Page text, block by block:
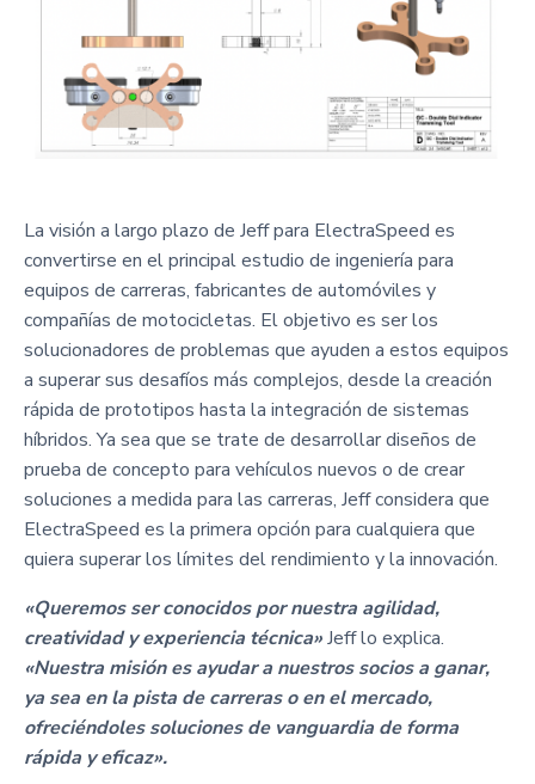
La visión a largo plazo de Jeff para ElectraSpeed es
convertirse en el principal estudio de ingeniería para
equipos de carreras, fabricantes de automóviles y
compañías de motocicletas. El objetivo es ser los
solucionadores de problemas que ayuden a estos equipos
a superar sus desafíos más complejos, desde la creación
rápida de prototipos hasta la integración de sistemas
híbridos. Ya sea que se trate de desarrollar diseños de
prueba de concepto para vehículos nuevos o de crear
soluciones a medida para las carreras, Jeff considera que
ElectraSpeed es la primera opción para cualquiera que
quiera superar los límites del rendimiento y la innovación.
«Queremos ser conocidos por nuestra agilidad,
creatividad y experiencia técnica»Jeff lo explica.
«Nuestra misión es ayudar a nuestros socios a ganar,
ya sea en la pista de carreras o en el mercado,
ofreciéndoles soluciones de vanguardia de forma
rápida y eficaz».